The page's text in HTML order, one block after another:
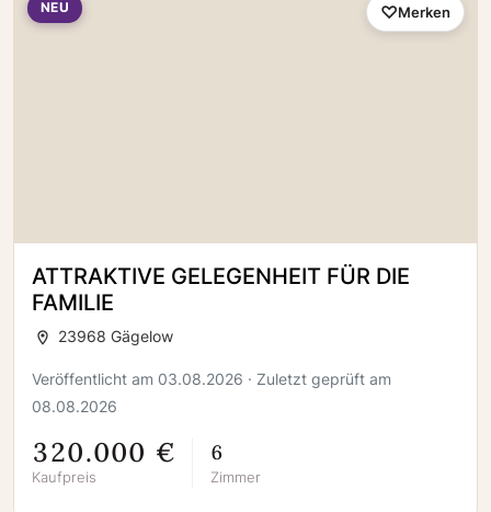
NEU
ATTRAKTIVE GELEGENHEIT FÜR DIE
FAMILIE
23968 Gägelow
Veröffentlicht am 03.08.2026 · Zuletzt geprüft am
08.08.2026
320.000 €
Kaufpreis
6
Zimmer
Merken